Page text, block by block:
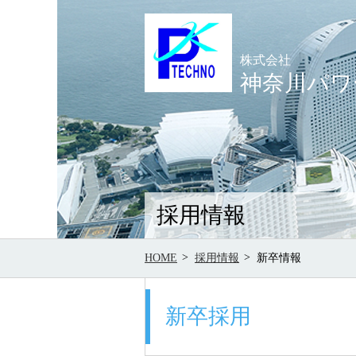
株式会社
神奈川パ
採用情報
HOME 採用情報 新卒情報
新卒採用